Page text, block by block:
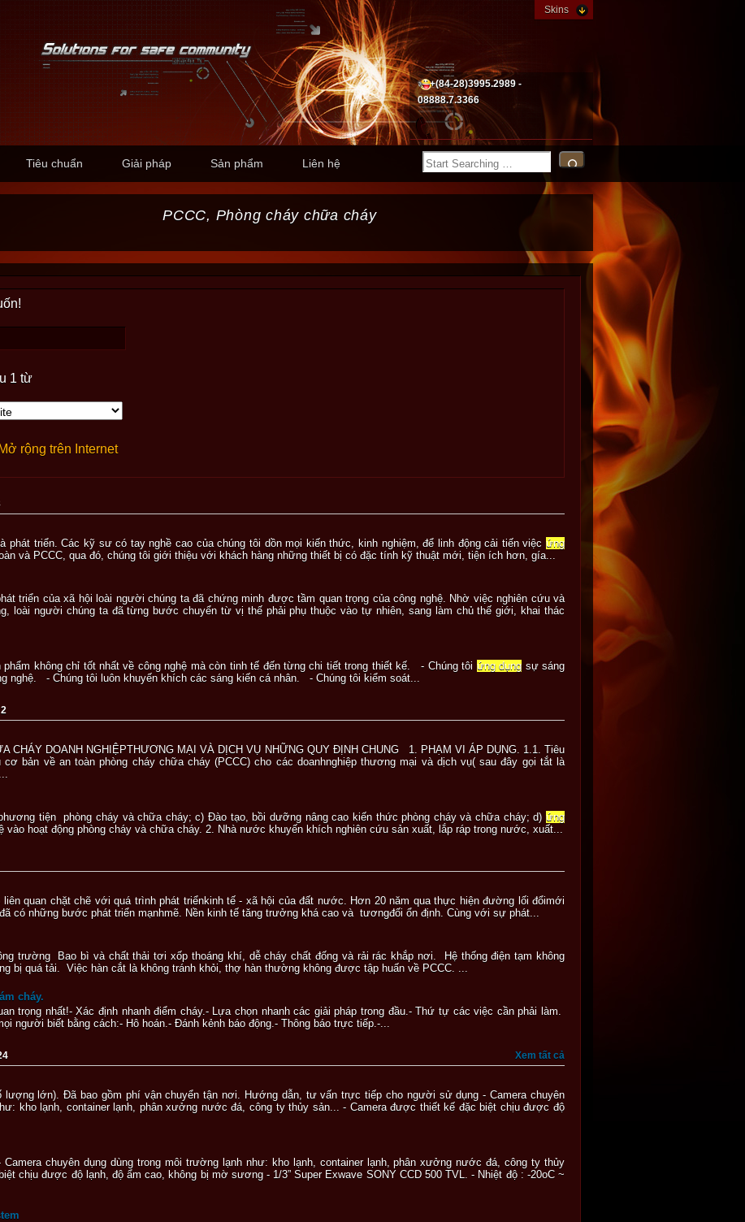
Skins
+(84-28)3995.2989 -
08888.7.3366
Tiêu chuẩn Giải pháp Sản phẩm Liên hệ
PCCC, Phòng cháy chữa cháy
1 từ
Mở rộng trên Internet
phát triển. Các kỹ sư có tay nghề cao của chúng tôi dồn mọi kiến thức, kinh nghiệm, để linh động cải tiến việc ứng
và PCCC, qua đó, chúng tôi giới thiệu với khách hàng những thiết bị có đặc tính kỹ thuật mới, tiện ích hơn, gía...
triển của xã hội loài người chúng ta đã chứng minh được tầm quan trọng của công nghệ. Nhờ việc nghiên cứu và
loài người chúng ta đã từng bước chuyển từ vị thế phải phụ thuộc vào tự nhiên, sang làm chủ thế giới, khai thác
phẩm không chỉ tốt nhất về công nghệ mà còn tinh tế đến từng chi tiết trong thiết kế. - Chúng tôi ứng dụng sự sáng
nghệ. - Chúng tôi luôn khuyến khích các sáng kiến cá nhân. - Chúng tôi kiểm soát...
CHÁY DOANH NGHIỆPTHƯƠNG MẠI VÀ DỊCH VỤ NHỮNG QUY ĐỊNH CHUNG 1. PHẠM VI ÁP DỤNG. 1.1. Tiêu
cơ bản về an toàn phòng cháy chữa cháy (PCCC) cho các doanhnghiệp thương mại và dịch vụ( sau đây gọi tắt là
tiện phòng cháy và chữa cháy; c) Đào tạo, bồi dưỡng nâng cao kiến thức phòng cháy và chữa cháy; d) ứng
vào hoạt động phòng cháy và chữa cháy. 2. Nhà nước khuyến khích nghiên cứu sản xuất, lắp ráp trong nước, xuất...
quan chặt chẽ với quá trình phát triểnkinh tế - xã hội của đất nước. Hơn 20 năm qua thực hiện đường lối đổimới
có những bước phát triển mạnhmẽ. Nền kinh tế tăng trưởng khá cao và tươngđối ổn định. Cùng với sự phát...
trường Bao bì và chất thải tơi xốp thoáng khí, dễ cháy chất đống và rải rác khắp nơi. Hệ thống điện tạm không
bị quá tải. Việc hàn cắt là không tránh khỏi, thợ hàn thường không được tập huấn về PCCC. ...
cháy.
trọng nhất!- Xác định nhanh điểm cháy.- Lựa chọn nhanh các giải pháp trong đầu.- Thứ tự các việc cần phải làm.
biết bằng cách:- Hô hoán.- Đánh kẻnh báo động.- Thông báo trực tiếp.-...
Xem tất cả
lượng lớn). Đã bao gồm phí vận chuyển tận nơi. Hướng dẫn, tư vấn trực tiếp cho người sử dụng - Camera chuyên
kho lạnh, container lạnh, phân xưởng nước đá, công ty thủy sản... - Camera được thiết kế đặc biệt chịu được độ
chuyên dụng dùng trong môi trường lạnh như: kho lạnh, container lạnh, phân xưởng nước đá, công ty thủy
chịu được độ lạnh, độ ẩm cao, không bị mờ sương - 1/3” Super Exwave SONY CCD 500 TVL. - Nhiệt độ : -20oC ~